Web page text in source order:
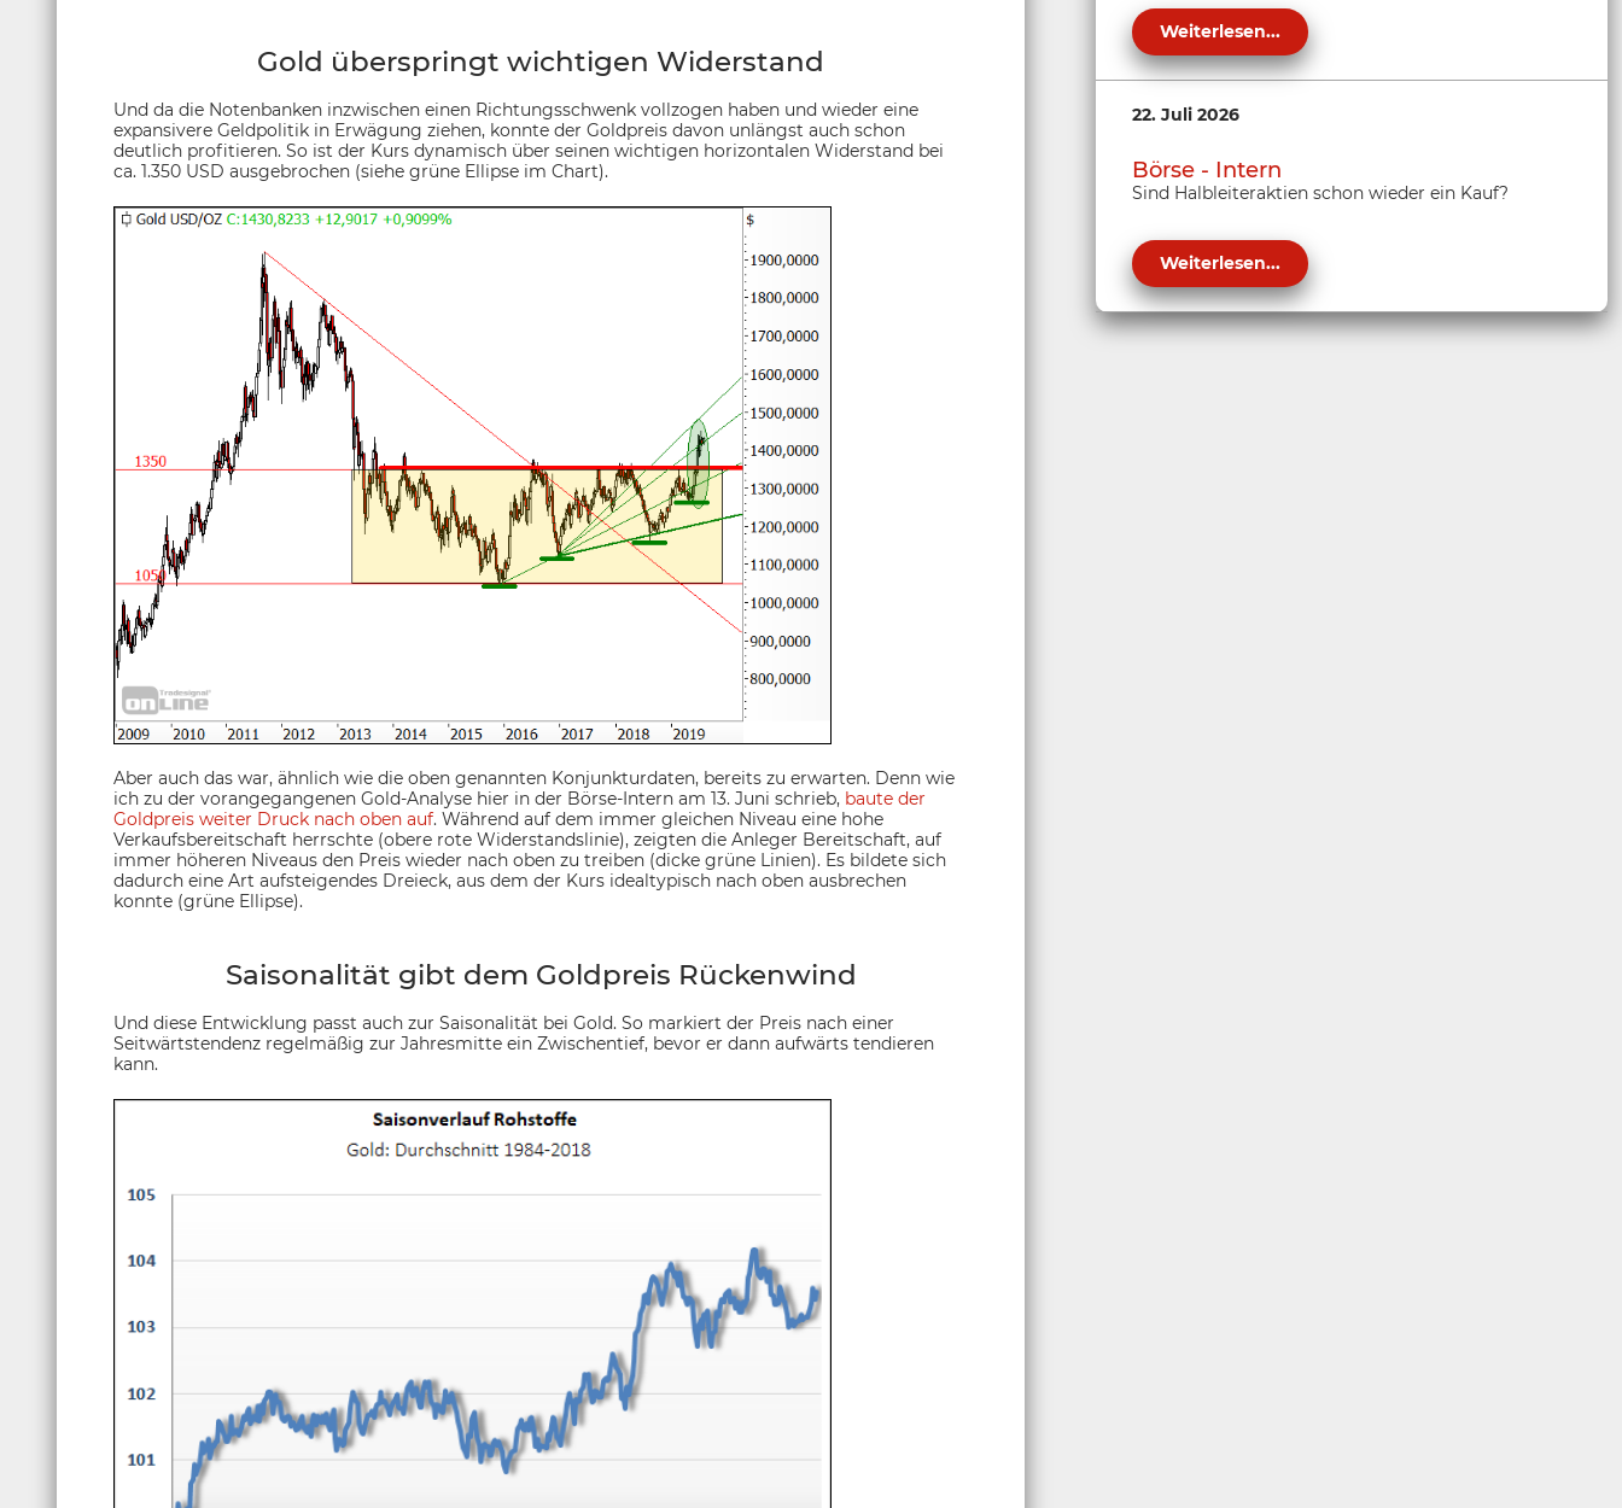
Gold überspringt wichtigen Widerstand
Und da die Notenbanken inzwischen einen Richtungsschwenk vollzogen haben und wieder eine
expansivere Geldpolitik in Erwägung ziehen, konnte der Goldpreis davon unlängst auch schon
deutlich profitieren. So ist der Kurs dynamisch über seinen wichtigen horizontalen Widerstand bei
ca. 1.350 USD ausgebrochen (siehe grüne Ellipse im Chart).
Aber auch das war, ähnlich wie die oben genannten Konjunkturdaten, bereits zu erwarten. Denn wie
ich zu der vorangegangenen Gold-Analyse hier in der Börse-Intern am 13. Juni schrieb, baute der
Goldpreis weiter Druck nach oben auf. Während auf dem immer gleichen Niveau eine hohe
Verkaufsbereitschaft herrschte (obere rote Widerstandslinie), zeigten die Anleger Bereitschaft, auf
immer höheren Niveaus den Preis wieder nach oben zu treiben (dicke grüne Linien). Es bildete sich
dadurch eine Art aufsteigendes Dreieck, aus dem der Kurs idealtypisch nach oben ausbrechen
konnte (grüne Ellipse).
Saisonalität gibt dem Goldpreis Rückenwind
Und diese Entwicklung passt auch zur Saisonalität bei Gold. So markiert der Preis nach einer
Seitwärtstendenz regelmäßig zur Jahresmitte ein Zwischentief, bevor er dann aufwärts tendieren
kann.
Weiterlesen...
22. Juli 2026
Börse - Intern
Sind Halbleiteraktien schon wieder ein Kauf?
Weiterlesen...